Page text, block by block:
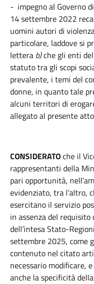
- impegno al Governo
14 settembre 2022
uomini autori di
particolare, laddove si
lettera b)che gli enti
statuto tra gli scopi
prevalente, i temi del
donne, in quanto tale
alcuni territori di
allegato al presente
CONSIDERATOche il
rappresentanti della
pari opportunità,
evidenziato, tra
esercitano il servizio
in assenza del
dell’intesa Stato-
settembre 2025, come
contenuto nel citato
necessario modificare,
anche la specificità